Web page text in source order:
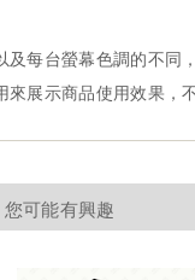
您可能有興趣